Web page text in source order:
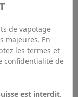
de vapotage
majeures. En
les termes et
confidentialité de
est interdit.
AU PANIER
PRODUIT